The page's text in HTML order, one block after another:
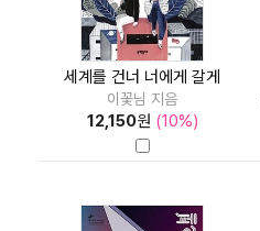
세계를 건너 너에게 갈게
이꽃님 지음
12,150원 (10%)